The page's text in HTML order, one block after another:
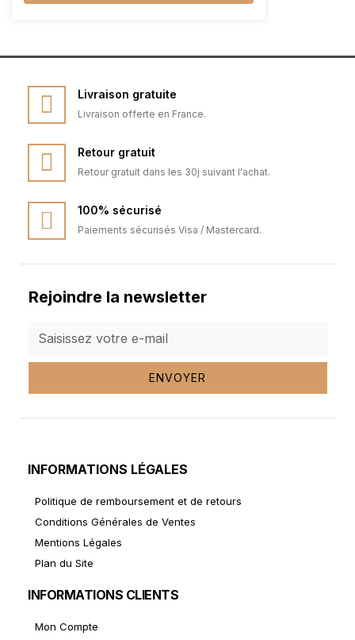
Livraison gratuite
Livraison offerte en France.
Retour gratuit
Retour gratuit dans les 30j suivant l'achat.
100% sécurisé
Paiements sécurisés Visa / Mastercard.
Rejoindre la newsletter
ENVOYER
INFORMATIONS LÉGALES
Politique de remboursement et de retours
Conditions Générales de Ventes
Mentions Légales
Plan du Site
INFORMATIONS CLIENTS
Mon Compte